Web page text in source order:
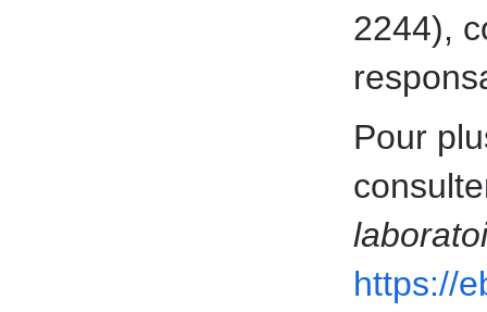
2244),
Pour
https://